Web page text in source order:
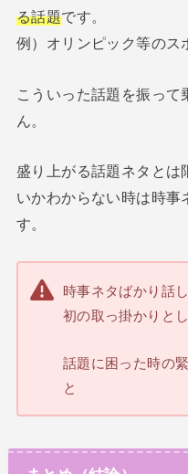
る話題です。
例）オリンピック等のス
こういった話題を振っ
ん。
盛り上がる話題ネタとは
いかわからない時は時事
す。
時事ネタばかり話
初の取っ掛かりと
話題に困った時の
と